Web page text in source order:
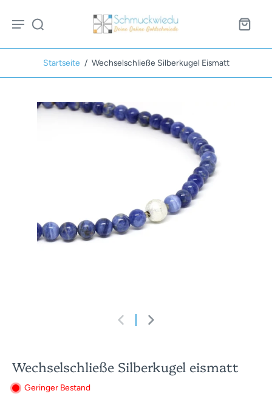
Startseite / Wechselschließe Silberkugel Eismatt
Wechselschließe Silberkugel eismatt
Geringer Bestand